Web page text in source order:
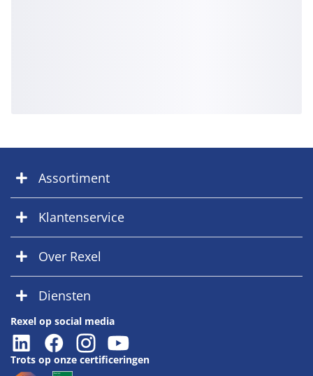
Assortiment
Klantenservice
Over Rexel
Diensten
Rexel op social media
Trots op onze certificeringen